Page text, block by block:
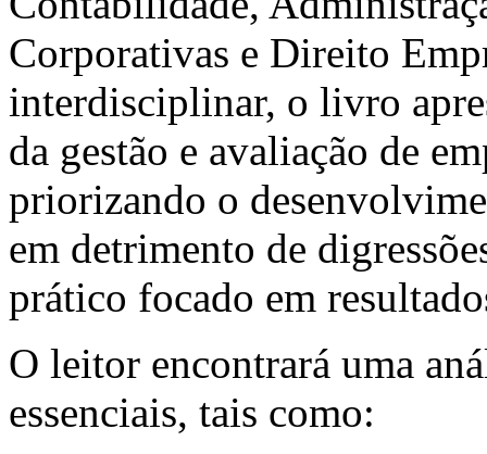
Corporativas e Direito
interdisciplinar, o livro
da gestão e avaliação de
priorizando o
em detrimento de
prático focado em
O leitor encontrará uma
essenciais, tais como: